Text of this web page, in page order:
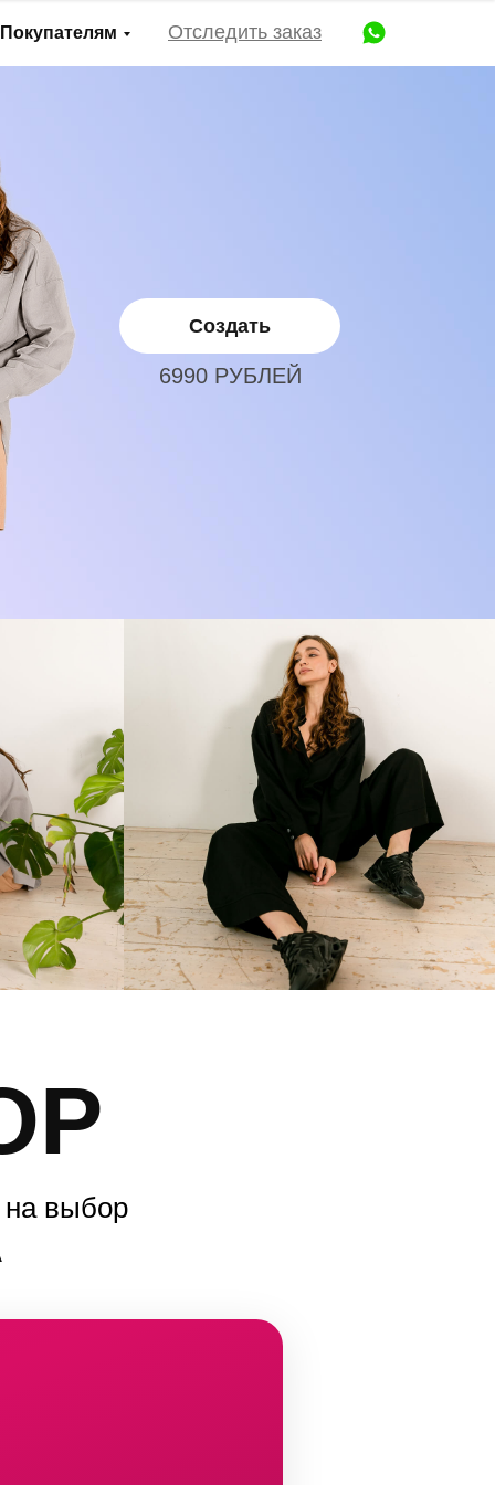
Покупателям Отследить заказ
Создать
6990 РУБЛЕЙ
выбор